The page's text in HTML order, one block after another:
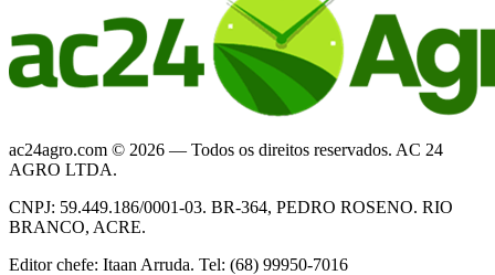
ac24agro.com © 2026 — Todos os direitos reservados. AC 24
AGRO LTDA.
CNPJ: 59.449.186/0001-03. BR-364, PEDRO ROSENO. RIO
BRANCO, ACRE.
Editor chefe: Itaan Arruda. Tel: (68) 99950-7016